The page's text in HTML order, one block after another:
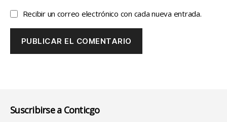
Recibir un correo electrónico con cada nueva entrada.
Suscribirse a Conticgo